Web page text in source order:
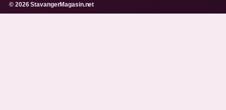
© 2026 StavangerMagasin.net